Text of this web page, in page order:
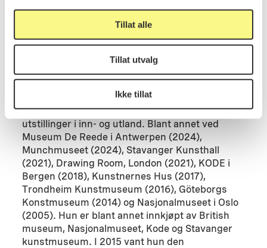
Tillat alle
Tillat utvalg
Ikke tillat
Vanessa Baird (f. 1963) er en av Norges mest
utdannelse fra Statens Håndverks- og
Kunstindustriskole (1982-85), Royal College of
Art i London 1985-1987 og Statens
hun etablert seg med et omfattende kunstnerisk
virke, og hatt en rekke toneangivende
utstillinger i inn- og utland. Blant annet ved
Museum De Reede i Antwerpen (2024),
Munchmuseet (2024), Stavanger Kunsthall
(2021), Drawing Room, London (2021), KODE i
Bergen (2018), Kunstnernes Hus (2017),
Trondheim Kunstmuseum (2016), Göteborgs
Konstmuseum (2014) og Nasjonalmuseet i Oslo
(2005). Hun er blant annet innkjøpt av British
museum, Nasjonalmuseet, Kode og Stavanger
kunstmuseum. I 2015 vant hun den